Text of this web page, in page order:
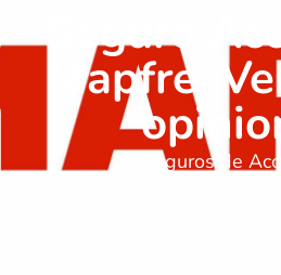
Seguro
Mapfre:
Seguros de